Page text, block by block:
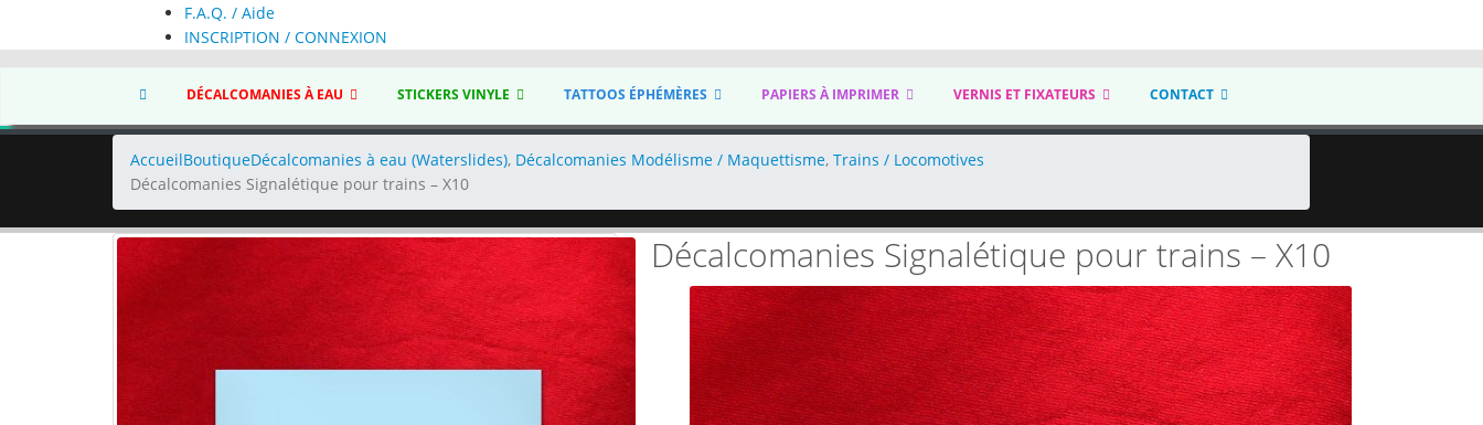
F.A.Q. / Aide
INSCRIPTION / CONNEXION
DÉCALCOMANIES À EAU STICKERS VINYLE TATTOOS ÉPHÉMÈRES PAPIERS À IMPRIMER VERNIS ET FIXATEURS CONTACT
AccueilBoutiqueDécalcomanies à eau (Waterslides), Décalcomanies Modélisme / Maquettisme, Trains / Locomotives
Décalcomanies Signalétique pour trains – X10
Décalcomanies Signalétique pour trains – X10